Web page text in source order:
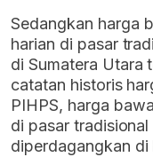
Sedangkan harga
harian di pasar
di Sumatera Utara
catatan historis
PIHPS, harga
di pasar
diperdagangkan di